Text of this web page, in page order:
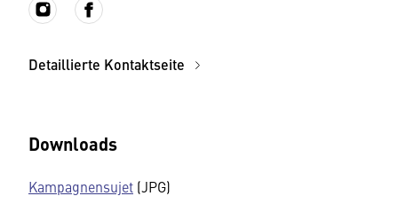
Detaillierte Kontaktseite
Downloads
Kampagnensujet (JPG)